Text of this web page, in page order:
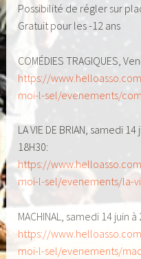
Possibilité de régler sur
Gratuit pour les -12 ans
COMÉDIES TRAGIQUES,
https://
moi-l-sel/evenements/
LA VIE DE BRIAN, samedi
18H30:
https://
moi-l-sel/evenements/la-
MACHINAL, samedi 14 juin
https://
moi-l-sel/evenements/